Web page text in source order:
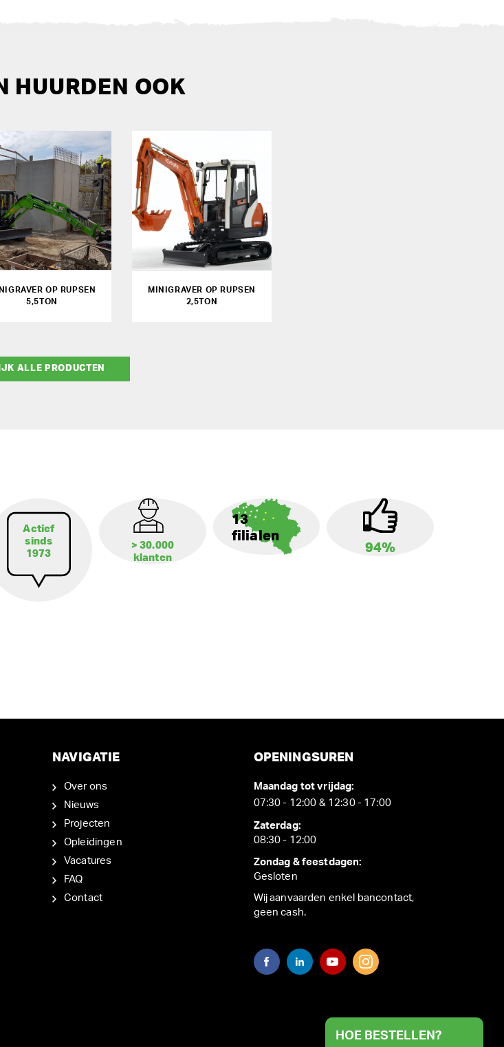
HUURDEN OOK
OP RUPSEN
5,5TON
MINIGRAVER OP RUPSEN
2,5TON
ALLE PRODUCTEN
Actief
sinds
1973
> 30.000
klanten
13
filialen
94%
NAVIGATIE
Over ons
Nieuws
Projecten
Opleidingen
Vacatures
FAQ
Contact
OPENINGSUREN
Maandag tot vrijdag:
07:30 - 12:00 & 12:30 - 17:00
Zaterdag:
08:30 - 12:00
Zondag & feestdagen:
Gesloten
Wij aanvaarden enkel bancontact,
geen cash.
HOE BESTELLEN?